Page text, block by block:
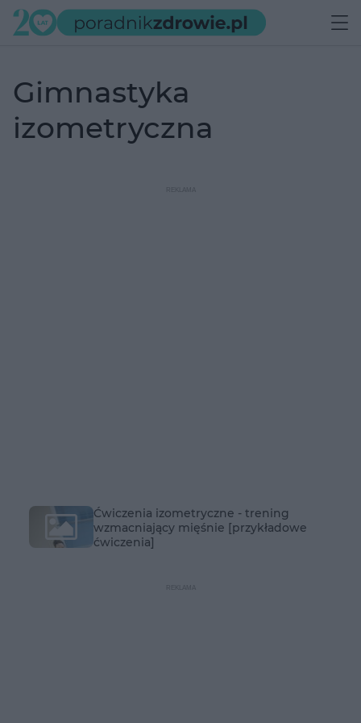
gimnastyka
izometryczna
Ćwiczenia izometryczne - trening
wzmacniający mięśnie [przykładowe
ćwiczenia]